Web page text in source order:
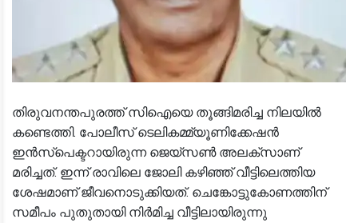
തിരുവനന്തപുരത്ത് സിഐയെ തൂങ്ങിമരിച്ച നിലയിൽ
കണ്ടെത്തി. പോലീസ് ടെലികമ്മ്യൂണിക്കേഷൻ
ഇൻസ്‌പെക്ടറായിരുന്ന ജെയ്‌സൺ അലക്‌സാണ്
മരിച്ചത്. ഇന്ന് രാവിലെ ജോലി കഴിഞ്ഞ് വീട്ടിലെത്തിയ
ശേഷമാണ് ജീവനൊടുക്കിയത്. ചെങ്കോട്ടുകോണത്തിന്
സമീപം പുതുതായി നിർമിച്ച വീട്ടിലായിരുന്നു